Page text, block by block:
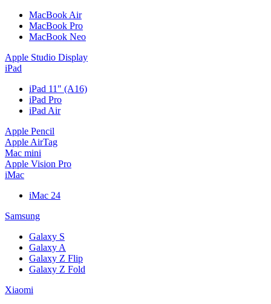
MacBook Air
MacBook Pro
MacBook Neo
Apple Studio Display
iPad
iPad 11" (A16)
iPad Pro
iPad Air
Apple Pencil
Apple AirTag
Mac mini
Apple Vision Pro
iMac
iMac 24
Samsung
Galaxy S
Galaxy A
Galaxy Z Flip
Galaxy Z Fold
Xiaomi